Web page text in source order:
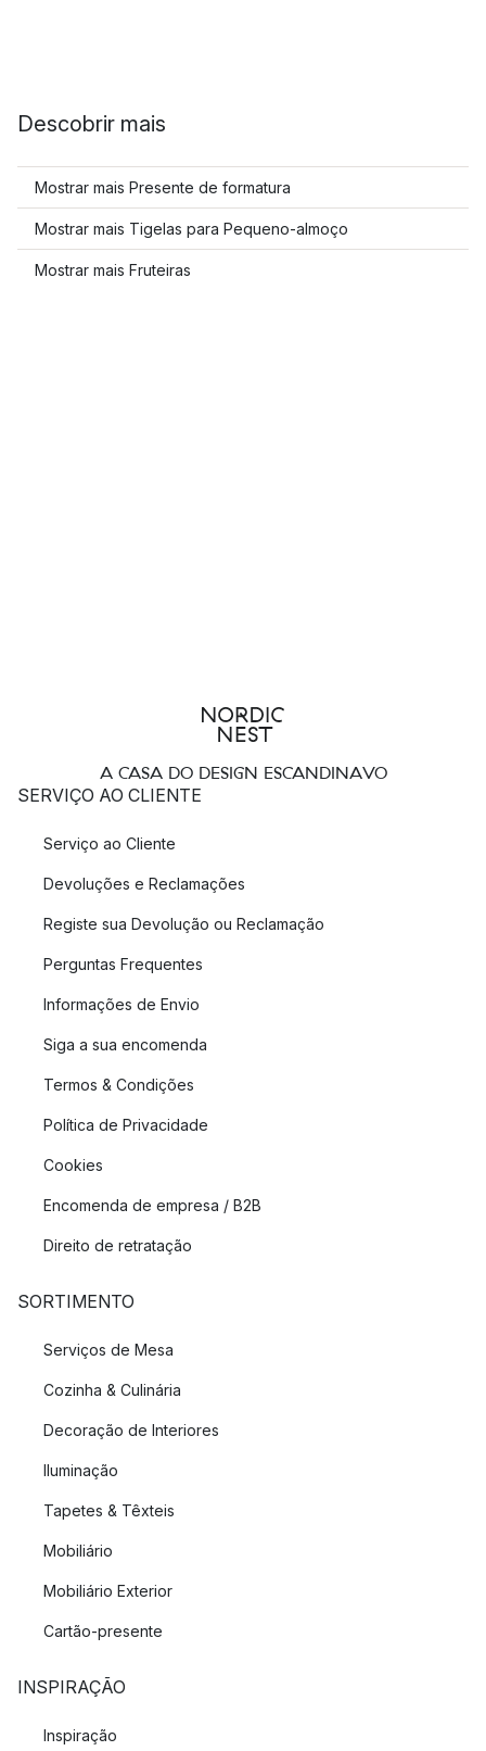
Descobrir mais
Mostrar mais Presente de formatura
Mostrar mais Tigelas para Pequeno-almoço
Mostrar mais Fruteiras
A CASA DO DESIGN ESCANDINAVO
SERVIÇO AO CLIENTE
Serviço ao Cliente
Devoluções e Reclamações
Registe sua Devolução ou Reclamação
Perguntas Frequentes
Informações de Envio
Siga a sua encomenda
Termos & Condições
Política de Privacidade
Cookies
Encomenda de empresa / B2B
Direito de retratação
SORTIMENTO
Serviços de Mesa
Cozinha & Culinária
Decoração de Interiores
Iluminação
Tapetes & Têxteis
Mobiliário
Mobiliário Exterior
Cartão-presente
INSPIRAÇÃO
Inspiração